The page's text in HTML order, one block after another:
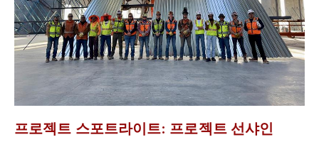
프로젝트 스포트라이트: 프로젝트 선샤인